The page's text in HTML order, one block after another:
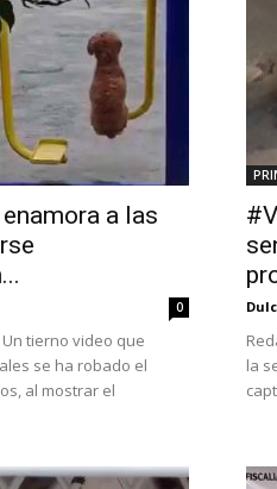
a las
0
tierno video que
se ha robado el
al mostrar el
la